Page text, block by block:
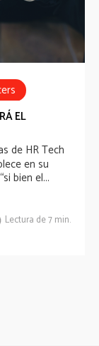
EL
de HR Tech
en su
bien el...
Lectura de 7 min.